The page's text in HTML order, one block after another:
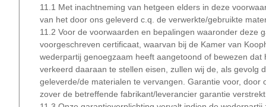
11.1 Met inachtneming van hetgeen elders in deze
van het door ons geleverd c.q. de verwerkte/gebruikte
11.2 Voor de voorwaarden en bepalingen waaronder deze
voorgeschreven certificaat, waarvan bij de Kamer van
wederpartij genoegzaam heeft aangetoond of bewezen
verkeerd daaraan te stellen eisen, zullen wij de, als gevolg
geleverde/de materialen te vervangen. Garantie voor,
zover de betreffende fabrikant/leverancier garantie